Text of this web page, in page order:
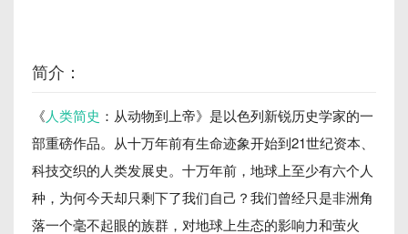
简介：
《人类简史 ：从动物到上帝》是以色列新锐历史学家的一
部重磅作品。从十万年前有生命迹象开始到21世纪资本、
科技交织的人类发展史。十万年前，地球上至少有六个人
种，为何今天却只剩下了我们自己？我们曾经只是非洲角
落一个毫不起眼的族群，对地球上生态的影响力和萤火